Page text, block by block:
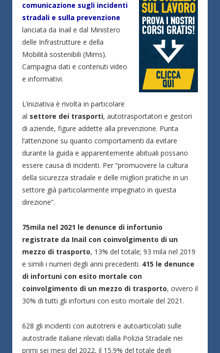
comunicazione sugli incidenti
stradali e sulla prevenzione
lanciata da Inail e dal Ministero
delle Infrastrutture e della
Mobilità sostenibili (Mims).
Campagna dati e contenuti video
e informativi.
L’iniziativa è rivolta in particolare
al settore dei trasporti, autotrasportatori e gestori
di aziende, figure addette alla prevenzione. Punta
l’attenzione su quanto comportamenti da evitare
durante la guida e apparentemente abituali possano
essere causa di incidenti. Per “promuovere la cultura
della sicurezza stradale e delle migliori pratiche in un
settore già particolarmente impegnato in questa
direzione”.
75mila nel 2021 le denunce di infortunio
registrate da Inail con coinvolgimento di un
mezzo di trasporto, 13% del totale; 93 mila nel 2019
e simili i numeri degli anni precedenti. 415 le denunce
di infortuni con esito mortale con
coinvolgimento di un mezzo di trasporto, ovvero il
30% di tutti gli infortuni con esito mortale del 2021.
628 gli incidenti con autotreni e autoarticolati sulle
autostrade italiane rilevati dalla Polizia Stradale nei
primi sei mesi del 2022, il 15.9% del totale degli